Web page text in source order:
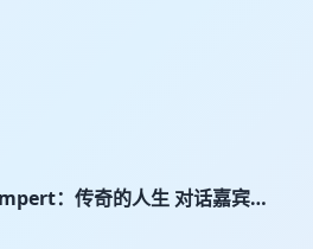
：传奇的人生 对话嘉宾：
，down哥